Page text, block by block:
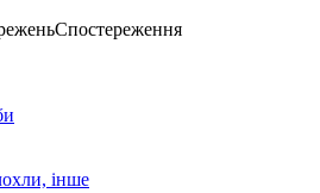
Спостереження
інше